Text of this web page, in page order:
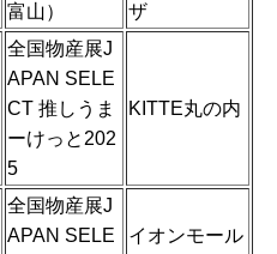
富山）
ザ
全国物産展J
APAN SELE
CT 推しうま
ーけっと202
5
KITTE丸の内
全国物産展J
APAN SELE
イオンモール